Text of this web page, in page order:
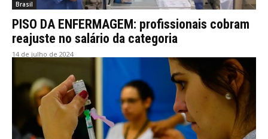
Brasil
PISO DA ENFERMAGEM: profissionais cobram
reajuste no salário da categoria
14 de julho de 2024